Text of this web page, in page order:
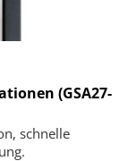
(GSA27-
schnelle